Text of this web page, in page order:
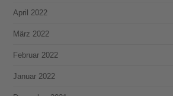
April 2022
März 2022
Februar 2022
Januar 2022